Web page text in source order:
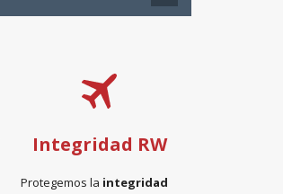
Integridad RW
Protegemos la integridad